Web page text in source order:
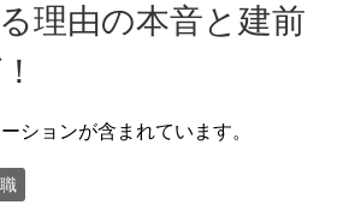
理由の本音と建前
ションが含まれています。